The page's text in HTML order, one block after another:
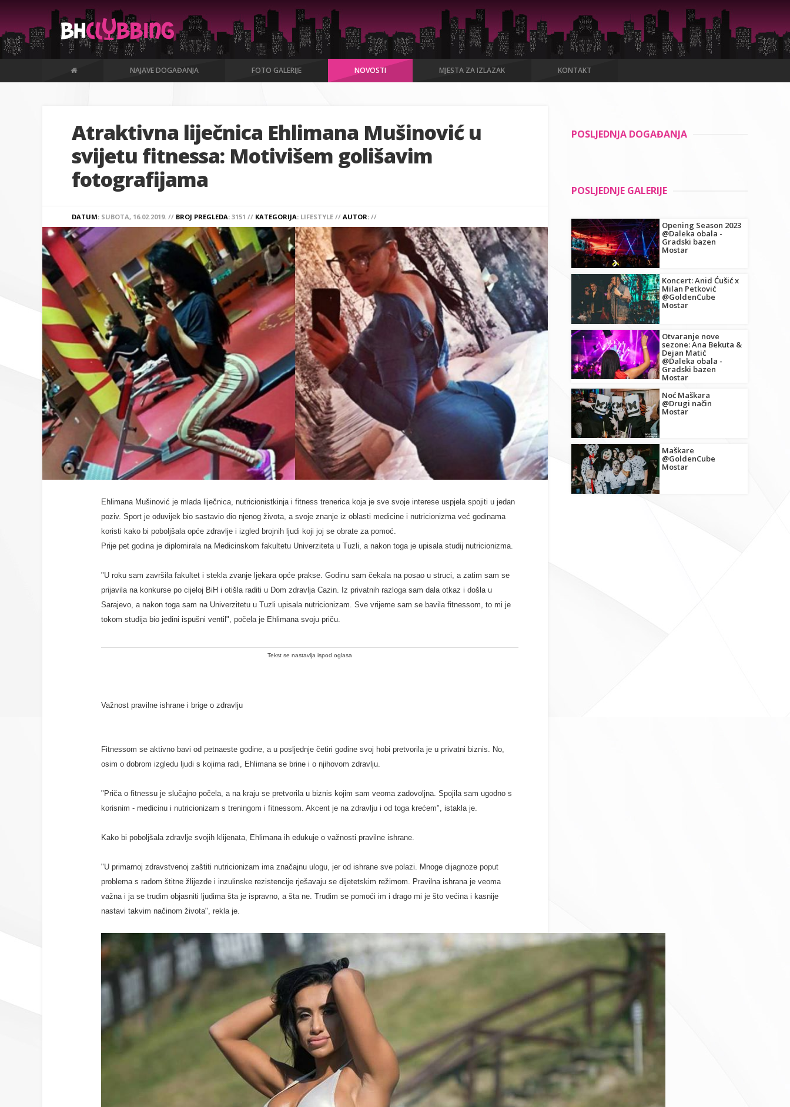
NAJAVE DOGAĐANJA FOTO GALERIJE NOVOSTI MJESTA ZA IZLAZAK KONTAKT
Atraktivna liječnica Ehlimana Mušinović u
svijetu fitnessa: Motivišem golišavim
fotografijama
DATUM: SUBOTA, 16.02.2019. // BROJ PREGLEDA: 3151 // KATEGORIJA: LIFESTYLE // AUTOR: //
Ehlimana Mušinović je mlada liječnica, nutricionistkinja i fitness trenerica koja je sve svoje interese uspjela spojiti u jedan
poziv. Sport je oduvijek bio sastavio dio njenog života, a svoje znanje iz oblasti medicine i nutricionizma već godinama
koristi kako bi poboljšala opće zdravlje i izgled brojnih ljudi koji joj se obrate za pomoć.
Prije pet godina je diplomirala na Medicinskom fakultetu Univerziteta u Tuzli, a nakon toga je upisala studij nutricionizma.
"U roku sam završila fakultet i stekla zvanje ljekara opće prakse. Godinu sam čekala na posao u struci, a zatim sam se
prijavila na konkurse po cijeloj BiH i otišla raditi u Dom zdravlja Cazin. Iz privatnih razloga sam dala otkaz i došla u
Sarajevo, a nakon toga sam na Univerzitetu u Tuzli upisala nutricionizam. Sve vrijeme sam se bavila fitnessom, to mi je
tokom studija bio jedini ispušni ventil", počela je Ehlimana svoju priču.
Tekst se nastavlja ispod oglasa
Važnost pravilne ishrane i brige o zdravlju
Fitnessom se aktivno bavi od petnaeste godine, a u posljednje četiri godine svoj hobi pretvorila je u privatni biznis. No,
osim o dobrom izgledu ljudi s kojima radi, Ehlimana se brine i o njihovom zdravlju.
"Priča o fitnessu je slučajno počela, a na kraju se pretvorila u biznis kojim sam veoma zadovoljna. Spojila sam ugodno s
korisnim - medicinu i nutricionizam s treningom i fitnessom. Akcent je na zdravlju i od toga krećem", istakla je.
Kako bi poboljšala zdravlje svojih klijenata, Ehlimana ih edukuje o važnosti pravilne ishrane.
"U primarnoj zdravstvenoj zaštiti nutricionizam ima značajnu ulogu, jer od ishrane sve polazi. Mnoge dijagnoze poput
problema s radom štitne žlijezde i inzulinske rezistencije rješavaju se dijetetskim režimom. Pravilna ishrana je veoma
važna i ja se trudim objasniti ljudima šta je ispravno, a šta ne. Trudim se pomoći im i drago mi je što većina i kasnije
nastavi takvim načinom života", rekla je.
POSLJEDNJA DOGAĐANJA
POSLJEDNJE GALERIJE
Opening Season 2023
@Daleka obala -
Gradski bazen
Mostar
Koncert: Anid Ćušić x
Milan Petković
@GoldenCube
Mostar
Otvaranje nove
sezone: Ana Bekuta &
Dejan Matić
@Daleka obala -
Gradski bazen
Mostar
Noć Maškara
@Drugi način
Mostar
Maškare
@GoldenCube
Mostar